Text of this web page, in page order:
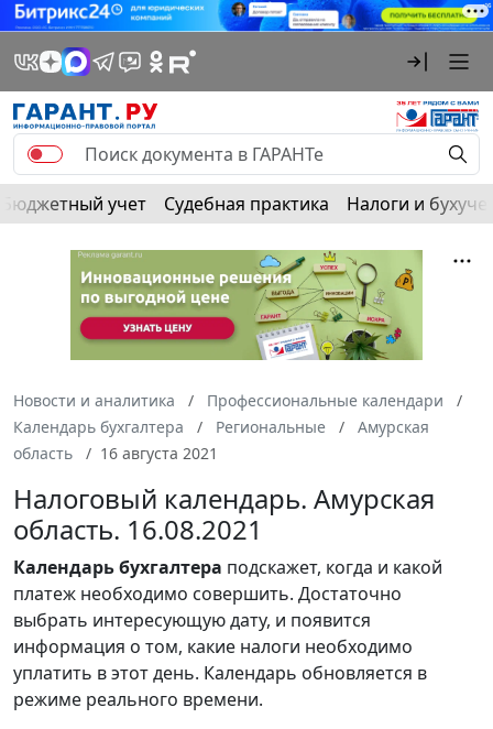
Бюджетный учет Судебная практика Налоги и
Новости и аналитика
Профессиональные календари
Календарь бухгалтера
Региональные
Амурская
область
16 августа 2021
Налоговый календарь. Амурская
область. 16.08.2021
Календарьбухгалтера подскажет, когда и какой
платеж необходимо совершить. Достаточно
выбрать интересующую дату, и появится
информация о том, какие налоги необходимо
уплатить в этот день. Календарь обновляется в
режиме реального времени.